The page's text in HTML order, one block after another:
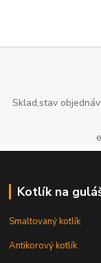
Sklad,stav
Kotlík na
Smaltovaný kotlík
Antikorový kotlík